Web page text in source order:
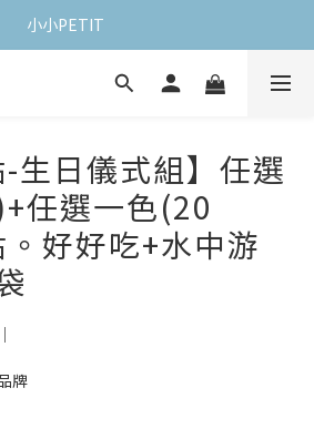
小小PETIT
-生日儀式組】任選
任選一色(20
好好吃+水中游
牌